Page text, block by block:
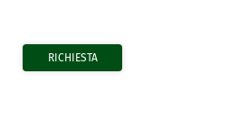
RICHIESTA